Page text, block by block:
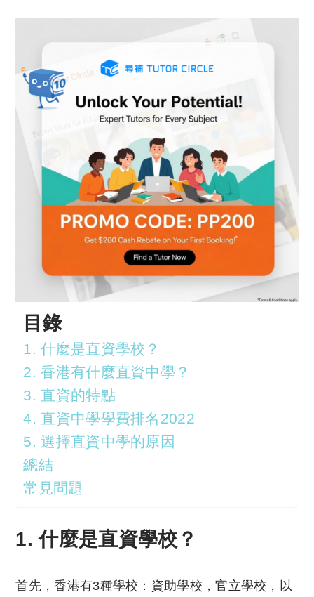
目錄
1. 什麼是直資學校？
2. 香港有什麼直資中學？
3. 直資的特點
4. 直資中學學費排名2022
5. 選擇直資中學的原因
總結
常見問題
1. 什麼是直資學校？
首先，香港有3種學校：資助學校，官立學校，以